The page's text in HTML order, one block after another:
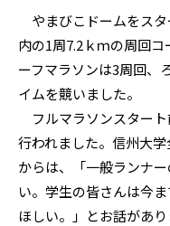
やまびこドームをス
内の1周7.2ｋｍの周回
ーフマラソンは3周回、
イムを競いました。
フルマラソンスター
行われました。信州大
からは、「一般ランナ
い。学生の皆さんは今
ほしい。」とお話があり